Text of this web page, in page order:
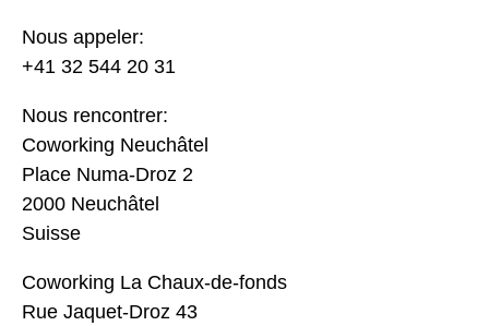
Nous appeler:
+41 32 544 20 31
Nous rencontrer:
Coworking Neuchâtel
Place Numa-Droz 2
2000 Neuchâtel
Suisse
Coworking La Chaux-de-fonds
Rue Jaquet-Droz 43